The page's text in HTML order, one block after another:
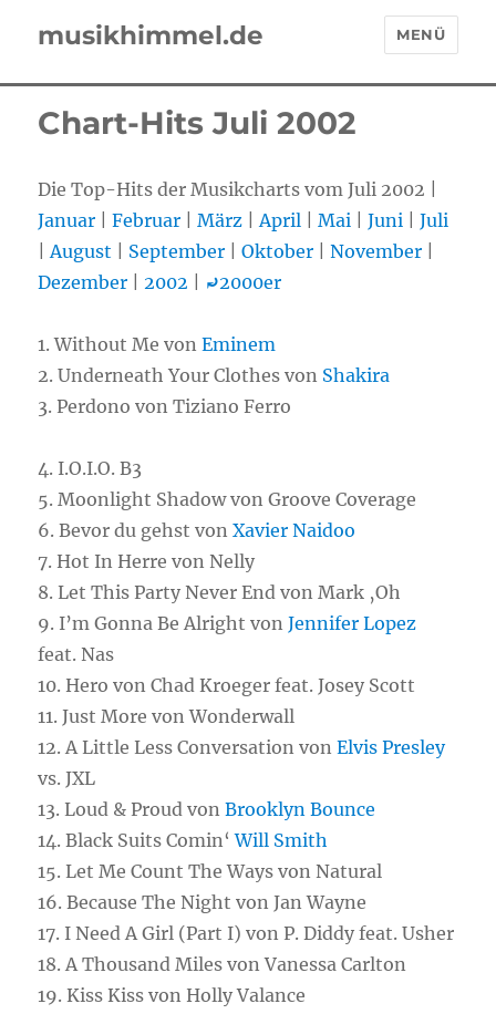
musikhimmel.de MENÜ
Chart-Hits Juli 2002
Die Top-Hits der Musikcharts vom Juli 2002 |
Januar |Februar |März |April |Mai |Juni |Juli
|August September |Oktober |November
Dezember |2002 ⤾2000er
1. Without Me vonEminem
2. Underneath Your Clothes von Shakira
3. Perdono von Tiziano Ferro
4. I.O.I.O. B3
5. Moonlight Shadow von Groove Coverage
6. Bevor du gehst vonXavier Naidoo
7. Hot In Herre von Nelly
8. Let This Party Never End von Mark ‚Oh
9. I’m Gonna Be Alright vonJennifer Lopez
feat. Nas
10. Hero von Chad Kroeger feat. Josey Scott
11. Just More von Wonderwall
12. A Little Less Conversation vonElvis Presley
vs. JXL
13. Loud & Proud vonBrooklyn Bounce
14. Black Suits Comin‘Will Smith
15. Let Me Count The Ways von Natural
16. Because The Night von Jan Wayne
17. I Need A Girl (Part I) von P. Diddy feat. Usher
18. A Thousand Miles von Vanessa Carlton
19. Kiss Kiss von Holly Valance